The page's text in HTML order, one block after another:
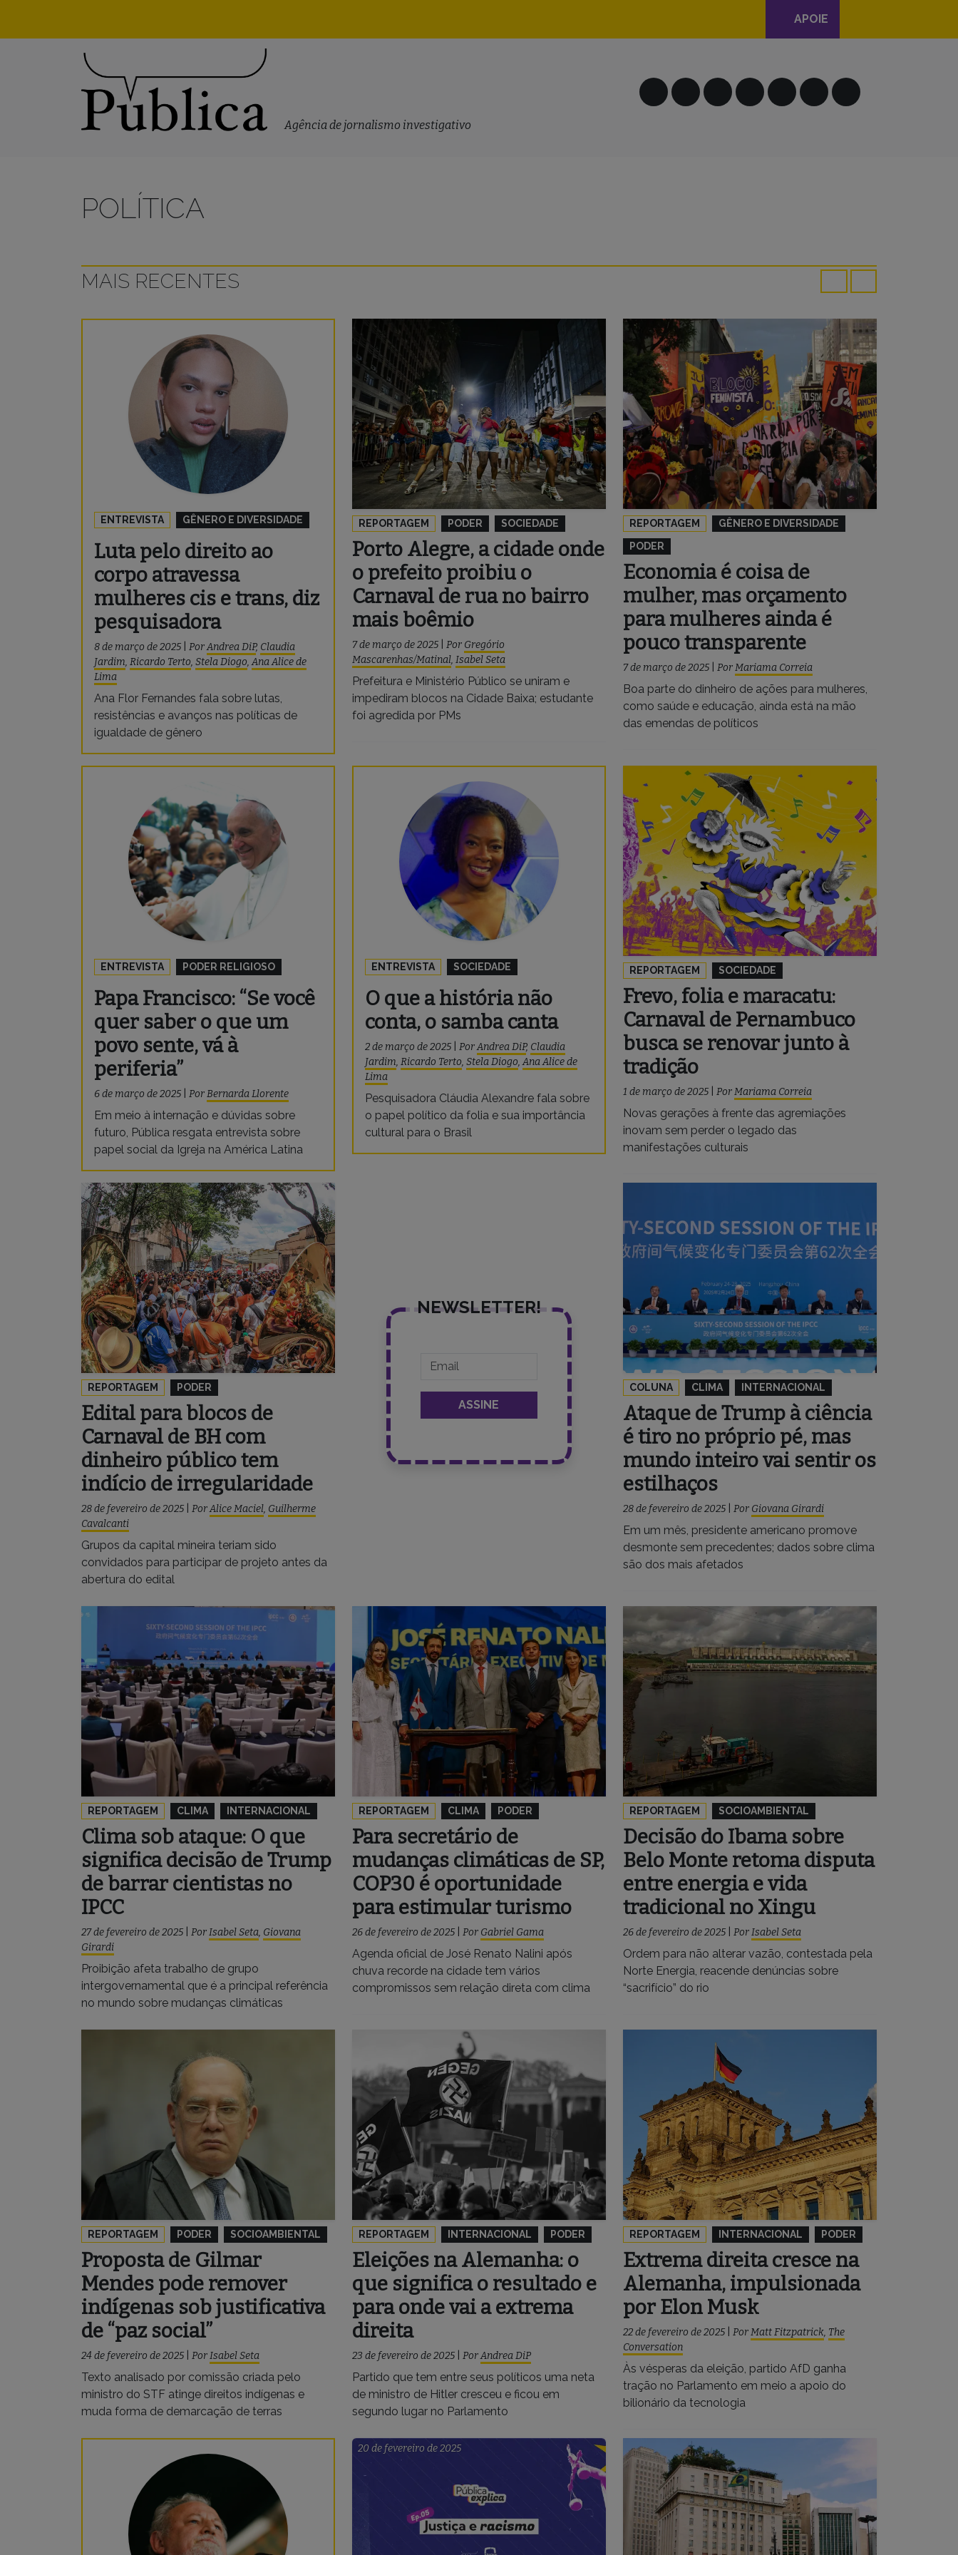
principal
APOIE
Agência de jornalismo investigativo
POLÍTICA
MAIS RECENTES
ENTREVISTA GÊNERO E DIVERSIDADE
Luta pelo direito ao
corpo atravessa
mulheres cis e trans, diz
pesquisadora
8 de março de 2025 PorAndrea DiP, Claudia
Jardim, Ricardo Terto, Stela Diogo,Ana Alice de
Lima
Ana Flor Fernandes fala sobre lutas,
resistências e avanços nas políticas de
igualdade de gênero
REPORTAGEM PODER SOCIEDADE
Porto Alegre, a cidade onde
o prefeito proibiu o
Carnaval de rua no bairro
mais boêmio
7 de março de 2025 Por Gregório
Mascarenhas/Matinal, Isabel Seta
Prefeitura e Ministério Público se uniram e
impediram blocos na Cidade Baixa; estudante
foi agredida por PMs
REPORTAGEM
GÊNERO E DIVERSIDADE
PODER
Economia é coisa de
mulher, mas orçamento
para mulheres ainda é
pouco transparente
7 de março de 2025 PorMariama Correia
Boa parte do dinheiro de ações para mulheres,
como saúde e educação, ainda está na mão
das emendas de políticos
ENTREVISTA PODER RELIGIOSO
Papa Francisco: “Se você
quer saber o que um
povo sente, vá à
periferia”
6 de março de 2025 PorBernarda Llorente
Em meio à internação e dúvidas sobre
futuro, Pública resgata entrevista sobre
papel social da Igreja na América Latina
ENTREVISTA SOCIEDADE
O que a história não
conta, o samba canta
2 de março de 2025 PorAndrea DiP, Claudia
Jardim, Ricardo Terto, Stela Diogo,Ana Alice de
Lima
Pesquisadora Cláudia Alexandre fala sobre
o papel político da folia e sua importância
cultural para o Brasil
REPORTAGEM SOCIEDADE
Frevo, folia e maracatu:
Carnaval de Pernambuco
busca se renovar junto à
tradição
1 de março de 2025 PorMariama Correia
Novas gerações à frente das agremiações
inovam sem perder o legado das
manifestações culturais
REPORTAGEM PODER
Edital para blocos de
Carnaval de BH com
dinheiro público tem
indício de irregularidade
28 de fevereiro de 2025 PorAlice Maciel, Guilherme
Cavalcanti
Grupos da capital mineira teriam sido
convidados para participar de projeto antes da
abertura do edital
NEWSLETTER!
COLUNA CLIMA INTERNACIONAL
Ataque de Trump à ciência
é tiro no próprio pé, mas
mundo inteiro vai sentir os
estilhaços
28 de fevereiro de 2025 Por Giovana Girardi
Em um mês, presidente americano promove
desmonte sem precedentes; dados sobre clima
são dos mais afetados
REPORTAGEM CLIMA INTERNACIONAL
Clima sob ataque: O que
significa decisão de Trump
de barrar cientistas no
IPCC
27 de fevereiro de 2025 PorIsabel Seta, Giovana
Girardi
Proibição afeta trabalho de grupo
intergovernamental que é a principal referência
no mundo sobre mudanças climáticas
REPORTAGEM CLIMA PODER
Para secretário de
mudanças climáticas de SP,
COP30 é oportunidade
para estimular turismo
26 de fevereiro de 2025 Por Gabriel Gama
Agenda oficial de José Renato Nalini após
chuva recorde na cidade tem vários
compromissos sem relação direta com clima
REPORTAGEM SOCIOAMBIENTAL
Decisão do Ibama sobre
Belo Monte retoma disputa
entre energia e vida
tradicional no Xingu
26 de fevereiro de 2025 PorIsabel Seta
Ordem para não alterar vazão, contestada pela
Norte Energia, reacende denúncias sobre
“sacrifício” do rio
REPORTAGEM PODER SOCIOAMBIENTAL
Proposta de Gilmar
Mendes pode remover
indígenas sob justificativa
de “paz social”
24 de fevereiro de 2025 PorIsabel Seta
Texto analisado por comissão criada pelo
ministro do STF atinge direitos indígenas e
muda forma de demarcação de terras
REPORTAGEM INTERNACIONAL PODER
Eleições na Alemanha: o
que significa o resultado e
para onde vai a extrema
direita
23 de fevereiro de 2025 PorAndrea DiP
Partido que tem entre seus políticos uma neta
de ministro de Hitler cresceu e ficou em
segundo lugar no Parlamento
REPORTAGEM INTERNACIONAL PODER
Extrema direita cresce na
Alemanha, impulsionada
por Elon Musk
22 de fevereiro de 2025 PorMatt Fitzpatrick, The
Conversation
Às vésperas da eleição, partido AfD ganha
tração no Parlamento em meio a apoio do
bilionário da tecnologia
20 de fevereiro de 2025